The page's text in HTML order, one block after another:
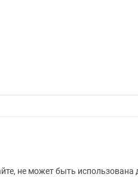
не может быть использована